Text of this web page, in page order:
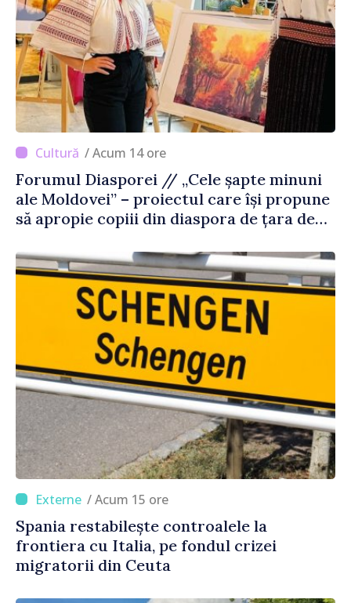
/ Acum 14 ore
Forumul Diasporei // „Cele șapte minuni
ale Moldovei” – proiectul care își propune
să apropie copiii din diaspora de țara de
/ Acum 15 ore
Spania restabilește controalele la
frontiera cu Italia, pe fondul crizei
migratorii din Ceuta